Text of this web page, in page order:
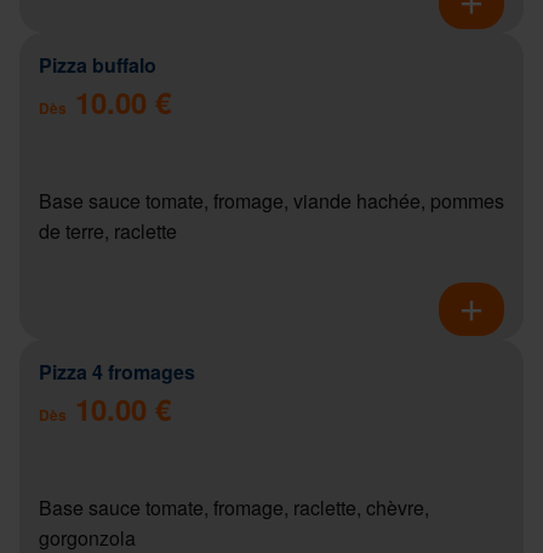
Pizza buffalo
Dès 10.00 €
Base sauce tomate, fromage, viande hachée, pommes
de terre, raclette
Pizza 4 fromages
Dès 10.00 €
Base sauce tomate, fromage, raclette, chèvre,
gorgonzola